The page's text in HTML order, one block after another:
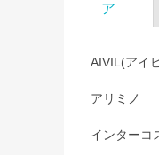
ア
AIVIL(アイ
アリミノ
インターコ